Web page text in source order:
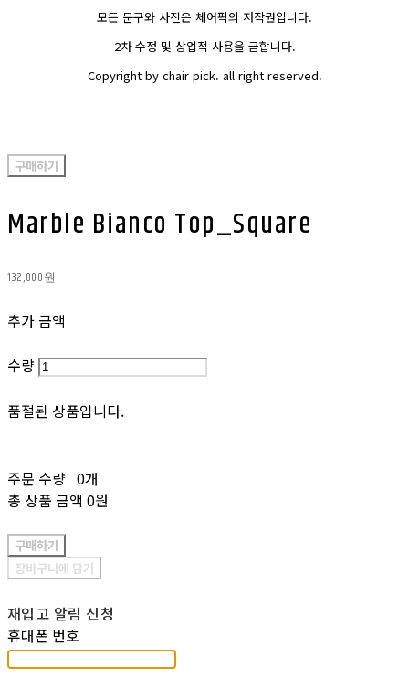
모든 문구와 사진은 체어픽의 저작권입니다.
2차 수정 및 상업적 사용을 금합니다.
Copyright by chair pick. all right reserved.
구매하기
Marble Bianco Top_Square
132,000원
추가 금액
수량
품절된 상품입니다.
주문 수량 0개
총 상품 금액 0원
구매하기
장바구니에 담기
재입고 알림 신청
휴대폰 번호